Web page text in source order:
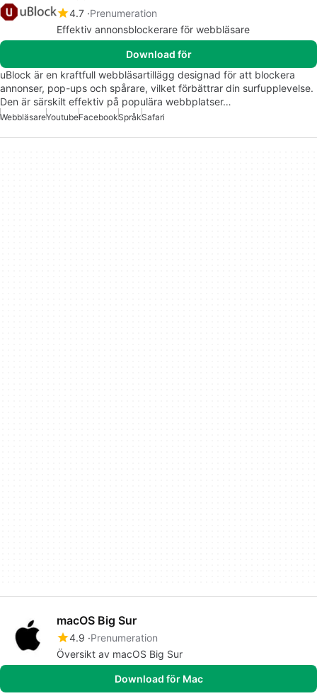
4.7 Prenumeration
Effektiv annonsblockerare för webbläsare
Download för
uBlock är en kraftfull webbläsartillägg designad för att blockera
annonser, pop-ups och spårare, vilket förbättrar din surfupplevelse.
Den är särskilt effektiv på populära webbplatser…
WebbläsareYoutubeFacebookSpråkSafari
macOS Big Sur
4.9 Prenumeration
Översikt av macOS Big Sur
Download för Mac